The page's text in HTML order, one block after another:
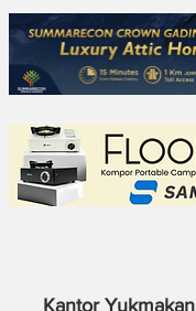
Kantor Yukmakan